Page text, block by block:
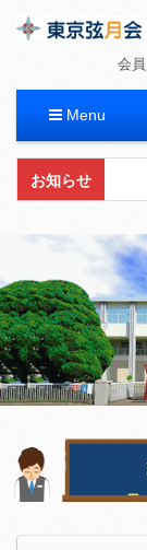
東京弦
在京 宮崎県立
会
Menu
コ
ン
テ
移
動
お知らせ